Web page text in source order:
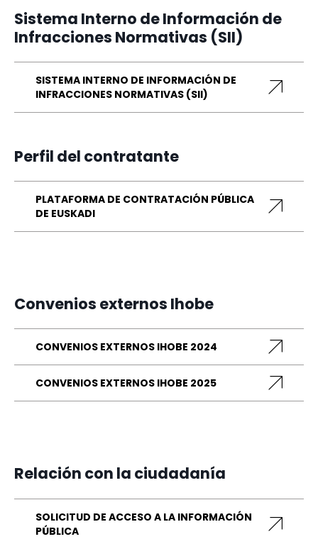
Sistema Interno de Información de
Infracciones Normativas (SII)
SISTEMA INTERNO DE INFORMACIÓN DE
INFRACCIONES NORMATIVAS (SII)
Perfil del contratante
PLATAFORMA DE CONTRATACIÓN PÚBLICA
DE EUSKADI
Convenios externos Ihobe
CONVENIOS EXTERNOS IHOBE 2024
CONVENIOS EXTERNOS IHOBE 2025
Relación con la ciudadanía
SOLICITUD DE ACCESO A LA INFORMACIÓN
PÚBLICA